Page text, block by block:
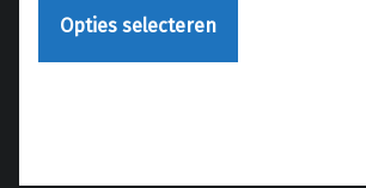
Opties selecteren